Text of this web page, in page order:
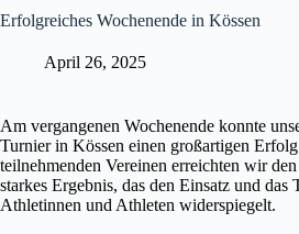
Erfolgreiches Wochenende in Kössen
April 26, 2025
Am vergangenen Wochenende konnte
Turnier in Kössen einen großartigen
teilnehmenden Vereinen erreichten wir
starkes Ergebnis, das den Einsatz und das
Athletinnen und Athleten widerspiegelt.